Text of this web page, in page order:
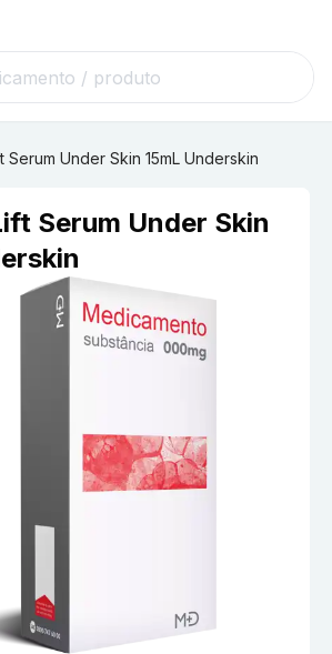
Serum Under Skin 15mL Underskin
Serum Under Skin